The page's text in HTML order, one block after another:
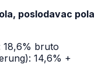
poslodavac pola
18,6% bruto
14,6% +